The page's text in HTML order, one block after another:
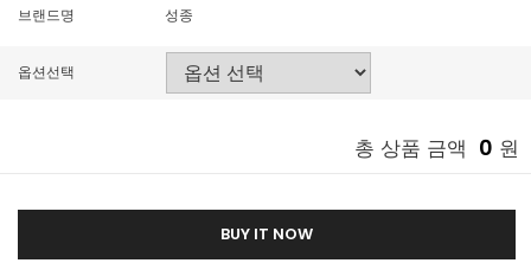
브랜드명
성종
옵션선택
총 상품 금액 0 원
BUY IT NOW